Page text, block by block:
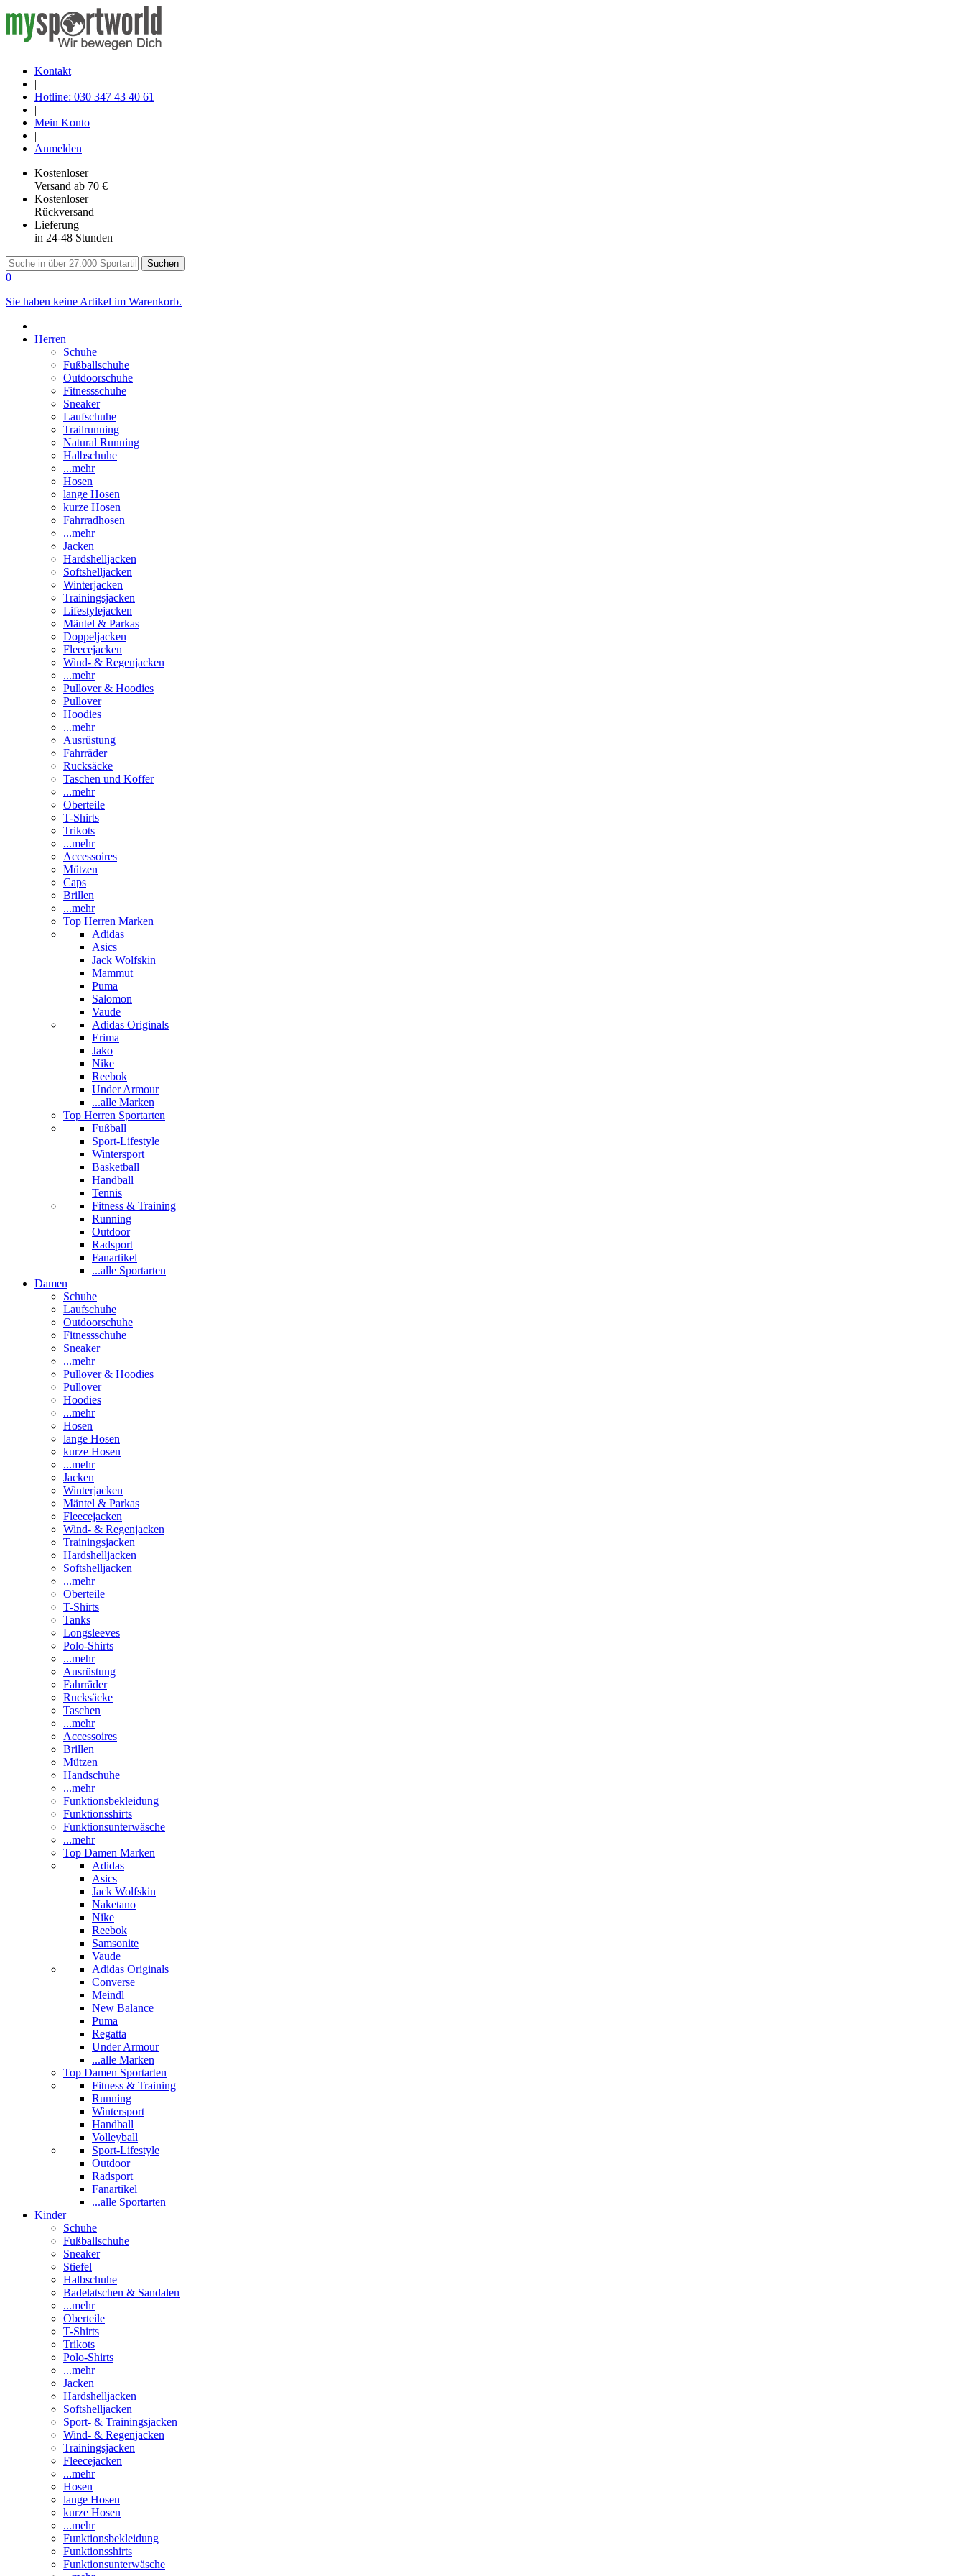
Kontakt
|
Hotline: 030 347 43 40 61
|
Mein Konto
|
Anmelden
Kostenloser
Versand ab 70 €
Kostenloser
Rückversand
Lieferung
in 24-48 Stunden
Suchen
0
Sie haben keine Artikel im Warenkorb.
Herren
Schuhe
Fußballschuhe
Outdoorschuhe
Fitnessschuhe
Sneaker
Laufschuhe
Trailrunning
Natural Running
Halbschuhe
...mehr
Hosen
lange Hosen
kurze Hosen
Fahrradhosen
...mehr
Jacken
Hardshelljacken
Softshelljacken
Winterjacken
Trainingsjacken
Lifestylejacken
Mäntel & Parkas
Doppeljacken
Fleecejacken
Wind- & Regenjacken
...mehr
Pullover & Hoodies
Pullover
Hoodies
...mehr
Ausrüstung
Fahrräder
Rucksäcke
Taschen und Koffer
...mehr
Oberteile
T-Shirts
Trikots
...mehr
Accessoires
Mützen
Caps
Brillen
...mehr
Top Herren Marken
Adidas
Asics
Jack Wolfskin
Mammut
Puma
Salomon
Vaude
Adidas Originals
Erima
Jako
Nike
Reebok
Under Armour
...alle Marken
Top Herren Sportarten
Fußball
Sport-Lifestyle
Wintersport
Basketball
Handball
Tennis
Fitness & Training
Running
Outdoor
Radsport
Fanartikel
...alle Sportarten
Damen
Schuhe
Laufschuhe
Outdoorschuhe
Fitnessschuhe
Sneaker
...mehr
Pullover & Hoodies
Pullover
Hoodies
...mehr
Hosen
lange Hosen
kurze Hosen
...mehr
Jacken
Winterjacken
Mäntel & Parkas
Fleecejacken
Wind- & Regenjacken
Trainingsjacken
Hardshelljacken
Softshelljacken
...mehr
Oberteile
T-Shirts
Tanks
Longsleeves
Polo-Shirts
...mehr
Ausrüstung
Fahrräder
Rucksäcke
Taschen
...mehr
Accessoires
Brillen
Mützen
Handschuhe
...mehr
Funktionsbekleidung
Funktionsshirts
Funktionsunterwäsche
...mehr
Top Damen Marken
Adidas
Asics
Jack Wolfskin
Naketano
Nike
Reebok
Samsonite
Vaude
Adidas Originals
Converse
Meindl
New Balance
Puma
Regatta
Under Armour
...alle Marken
Top Damen Sportarten
Fitness & Training
Running
Wintersport
Handball
Volleyball
Sport-Lifestyle
Outdoor
Radsport
Fanartikel
...alle Sportarten
Kinder
Schuhe
Fußballschuhe
Sneaker
Stiefel
Halbschuhe
Badelatschen & Sandalen
...mehr
Oberteile
T-Shirts
Trikots
Polo-Shirts
...mehr
Jacken
Hardshelljacken
Softshelljacken
Sport- & Trainingsjacken
Wind- & Regenjacken
Trainingsjacken
Fleecejacken
...mehr
Hosen
lange Hosen
kurze Hosen
...mehr
Funktionsbekleidung
Funktionsshirts
Funktionsunterwäsche